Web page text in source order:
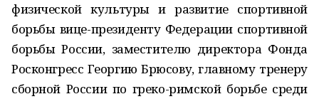
физической культуры и развитие спортивной
борьбы вице-президенту Федерации спортивной
борьбы России, заместителю директора Фонда
Росконгресс Георгию Брюсову, главному тренеру
сборной России по греко-римской борьбе среди